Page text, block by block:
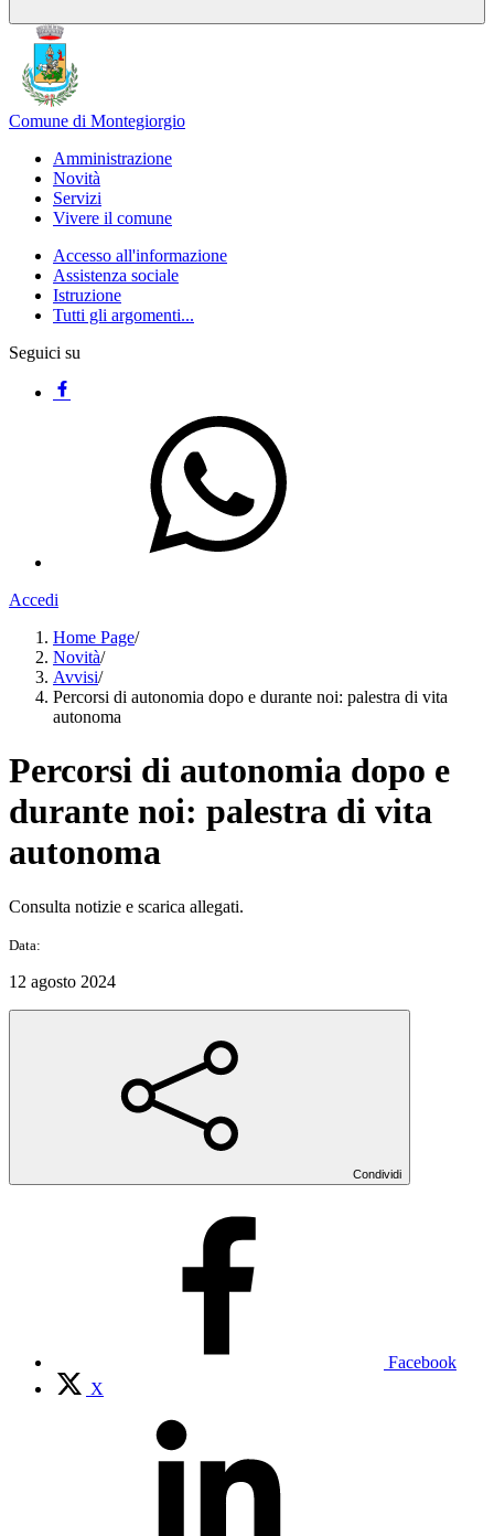
Comune di Montegiorgio
Amministrazione
Novità
Servizi
Vivere il comune
Accesso all'informazione
Assistenza sociale
Istruzione
Tutti gli argomenti...
Seguici su
Accedi
Home Page/
Novità/
Avvisi/
Percorsi di autonomia dopo e durante noi: palestra di vita
autonoma
Percorsi di autonomia dopo e
durante noi: palestra di vita
autonoma
Consulta notizie e scarica allegati.
Data:
12 agosto 2024
Condividi
Facebook
X